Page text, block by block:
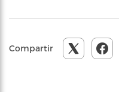
Compartir